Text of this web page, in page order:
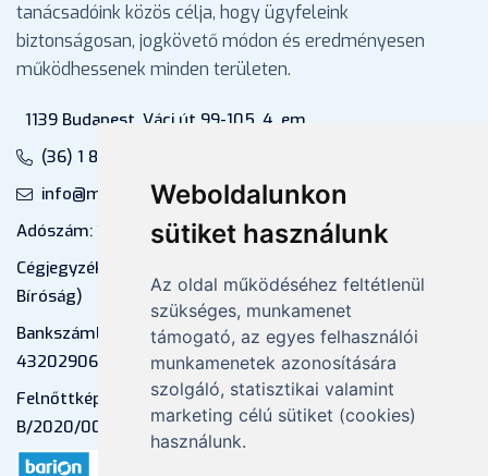
Weboldalunkon
sütiket használunk
Az oldal működéséhez feltétlenül
szükséges, munkamenet
támogató, az egyes felhasználói
munkamenetek azonosítására
szolgáló, statisztikai valamint
marketing célú sütiket (cookies)
használunk.
tanácsadóink közös célja, hogy ügyfeleink
biztonságosan, jogkövető módon és eredményesen
működhessenek minden területen.
1139 Budapest, Váci út 99-105. 4. em.
(36) 1 880 76 00
info@mprx.hu
Adószám: 13598145-2-41
Cégjegyzékszám: 01-09-883770 (Fővárosi
Bíróság)
Bankszámlaszám: CIB Bank, 10700581-
43202906-51100005
Felnőttképzési nyilvántartási szám:
B/2020/000053